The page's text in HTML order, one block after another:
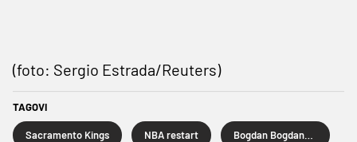
(foto: Sergio Estrada/Reuters)
TAGOVI
Sacramento Kings NBA restart